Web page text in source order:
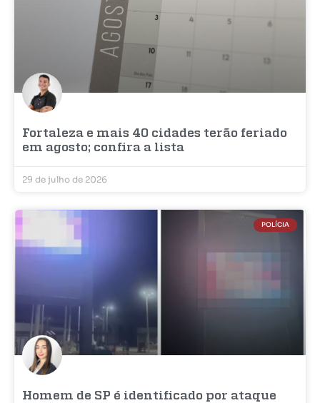
Fortaleza e mais 40 cidades terão feriado
em agosto; confira a lista
29 de julho de 2026
POLÍCIA
Homem de SP é identificado por ataque